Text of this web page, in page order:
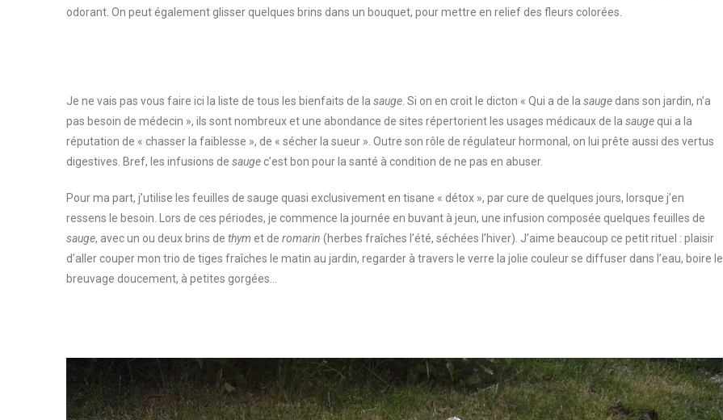
odorant. On peut également glisser quelques brins dans un bouquet, pour mettre en relief des fleurs colorées.
Je ne vais pas vous faire ici la liste de tous les bienfaits de la sauge . Si on en croit le dicton « Qui a de la sauge dans son jardin, n’a
pas besoin de médecin », ils sont nombreux et une abondance de sites répertorient les usages médicaux de la sauge qui a la
réputation de « chasser la faiblesse », de « sécher la sueur ». Outre son rôle de régulateur hormonal, on lui prête aussi des vertus
digestives. Bref, les infusions de sauge c’est bon pour la santé à condition de ne pas en abuser.
Pour ma part, j’utilise les feuilles de sauge quasi exclusivement en tisane « détox », par cure de quelques jours, lorsque j’en
ressens le besoin. Lors de ces périodes, je commence la journée en buvant à jeun, une infusion composée quelques feuilles de
sauge, avec un ou deux brins de thym et de romarin (herbes fraîches l’été, séchées l’hiver). J’aime beaucoup ce petit rituel : plaisir
d’aller couper mon trio de tiges fraîches le matin au jardin, regarder à travers le verre la jolie couleur se diffuser dans l’eau, boire le
breuvage doucement, à petites gorgées…